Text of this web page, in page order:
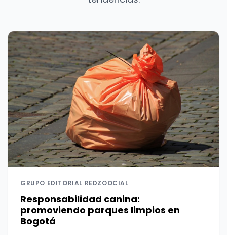
GRUPO EDITORIAL REDZOOCIAL
Responsabilidad canina:
promoviendo parques limpios en
Bogotá